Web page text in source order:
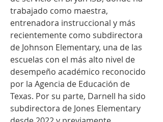
trabajado como maestra,
entrenadora instruccional y más
recientemente como subdirectora
de Johnson Elementary, una de las
escuelas con el más alto nivel de
desempeño académico reconocido
por la Agencia de Educación de
Texas. Por su parte, Darnell ha sido
subdirectora de Jones Elementary